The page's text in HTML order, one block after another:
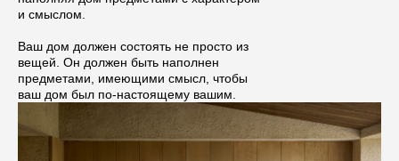
и смыслом.
Ваш дом должен состоять не просто из
вещей. Он должен быть наполнен
предметами, имеющими смысл, чтобы
ваш дом был по-настоящему вашим.